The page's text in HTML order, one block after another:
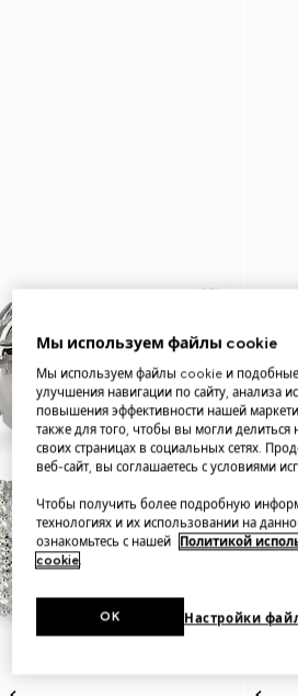
Мы используем файлы cookie
Мы используем файлы cookie и подобные
улучшения навигации по сайту, анализа
повышения эффективности нашей
также для того, чтобы вы могли
своих страницах в социальных сетях.
веб-сайт, вы соглашаетесь с условиями
Чтобы получить более подробную
технологиях и их использовании на
ознакомьтесь с нашей
Политикой
cookie.
Настройки
OK